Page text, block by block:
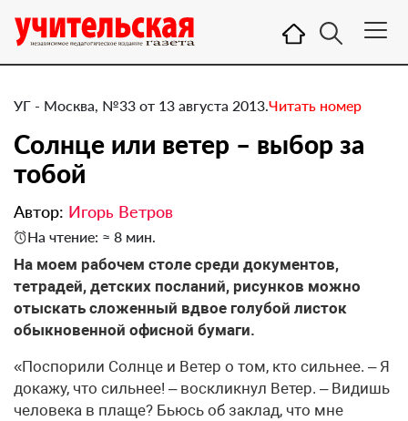
УГ - Москва, №33 от 13 августа 2013.Читать номер
Солнце или ветер – выбор за
тобой
Автор: Игорь Ветров
На чтение: ≈ 8 мин.
​На моем рабочем столе среди документов,
тетрадей, детских посланий, рисунков можно
отыскать сложенный вдвое голубой листок
обыкновенной офисной бумаги.
«Поспорили Солнце и Ветер о том, кто сильнее. – Я
докажу, что сильнее! – воскликнул Ветер. – Видишь
человека в плаще? Бьюсь об заклад, что мне